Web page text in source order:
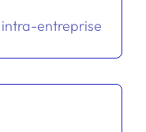
entreprise